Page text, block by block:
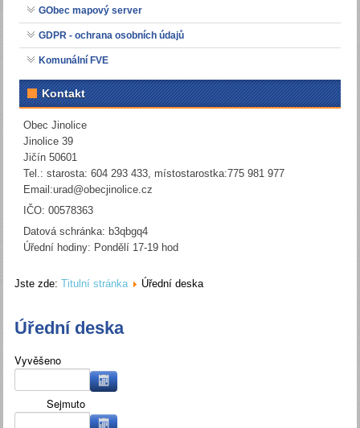
GObec mapový server
GDPR - ochrana osobních údajů
Komunální FVE
Kontakt
Obec Jinolice
Jinolice 39
Jičín 50601
Tel.: starosta: 604 293 433, místostarostka:775 981 977
Email:urad@obecjinolice.cz
IČO: 00578363
Datová schránka: b3qbgq4
Úřední hodiny: Pondělí 17-19 hod
Jste zde:Titulní stránka Úřední deska
Úřední deska
Vyvěšeno
Sejmuto